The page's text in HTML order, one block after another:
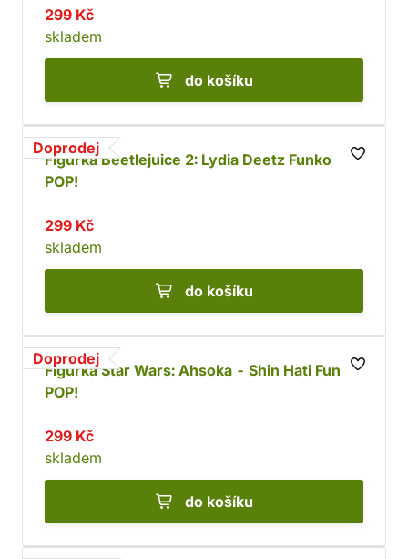
299 Kč
skladem
do košíku
Doprodej
Figurka Beetlejuice 2: Lydia Deetz Funko
POP!
299 Kč
skladem
do košíku
Doprodej
Figurka Star Wars: Ahsoka - Shin Hati Funko
POP!
299 Kč
skladem
do košíku